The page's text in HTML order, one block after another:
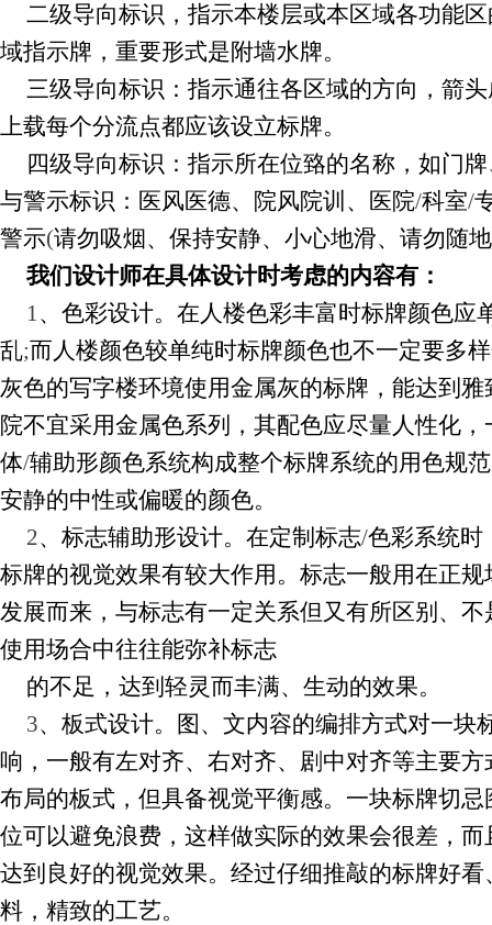
二级导向标识，指示本楼层或本区域各功能
域指示牌，重要形式是附墙水牌。
三级导向标识：指示通往各区域的方向，箭
上载每个分流点都应该设立标牌。
四级导向标识：指示所在位臵的名称，如门
与警示标识：医风医德、院风院训、医院/科室/
警示(请勿吸烟、保持安静、小心地滑、请勿随
我们设计师在具体设计时考虑的内容有：
1、色彩设计。在人楼色彩丰富时标牌颜色应
乱;而人楼颜色较单纯时标牌颜色也不一定要多
灰色的写字楼环境使用金属灰的标牌，能达到
院不宜采用金属色系列，其配色应尽量人性化，
体/辅助形颜色系统构成整个标牌系统的用色规
安静的中性或偏暖的颜色。
2、标志辅助形设计。在定制标志/色彩系统时
标牌的视觉效果有较大作用。标志一般用在正
发展而来，与标志有一定关系但又有所区别、
使用场合中往往能弥补标志
的不足，达到轻灵而丰满、生动的效果。
3、板式设计。图、文内容的编排方式对一块
响，一般有左对齐、右对齐、剧中对齐等主要
布局的板式，但具备视觉平衡感。一块标牌切
位可以避免浪费，这样做实际的效果会很差，而
达到良好的视觉效果。经过仔细推敲的标牌好
料，精致的工艺。